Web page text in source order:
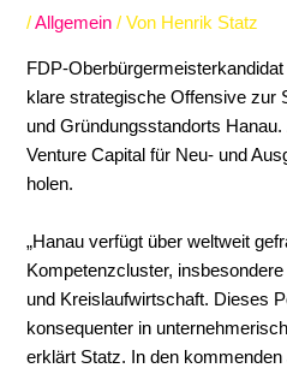
/Allgemein / Von Henrik Statz
FDP-
klare strategische Offensive zur
und Gründungsstandorts
Venture Capital für Neu- und
holen.
„Hanau verfügt über weltweit
Kompetenzcluster,
und Kreislaufwirtschaft. Dieses
konsequenter in
erklärt Statz. In den